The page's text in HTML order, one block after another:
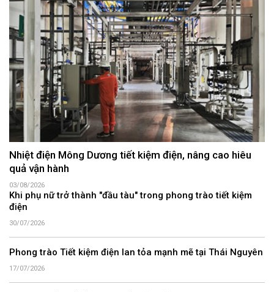
Nhiệt điện Mông Dương tiết kiệm điện, nâng cao hiêu
quả vận hành
03/08/2026
Khi phụ nữ trở thành "đầu tàu" trong phong trào tiết kiệm
điện
30/07/2026
Phong trào Tiết kiệm điện lan tỏa mạnh mẽ tại Thái Nguyên
17/07/2026